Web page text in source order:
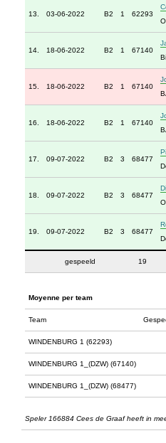
13. 03-06-2022 B2 1 62293
14. 18-06-2022 B2 1 67140
15. 18-06-2022 B2 1 67140
16. 18-06-2022 B2 1 67140
17. 09-07-2022 B2 3 68477
18. 09-07-2022 B2 3 68477
19. 09-07-2022 B2 3 68477
gespeeld 19
Moyenne per team
Team
WINDENBURG 1 (62293)
WINDENBURG 1_(DZW) (67140)
WINDENBURG 1_(DZW) (68477)
Speler 166884 Cees de Graaf heeft in